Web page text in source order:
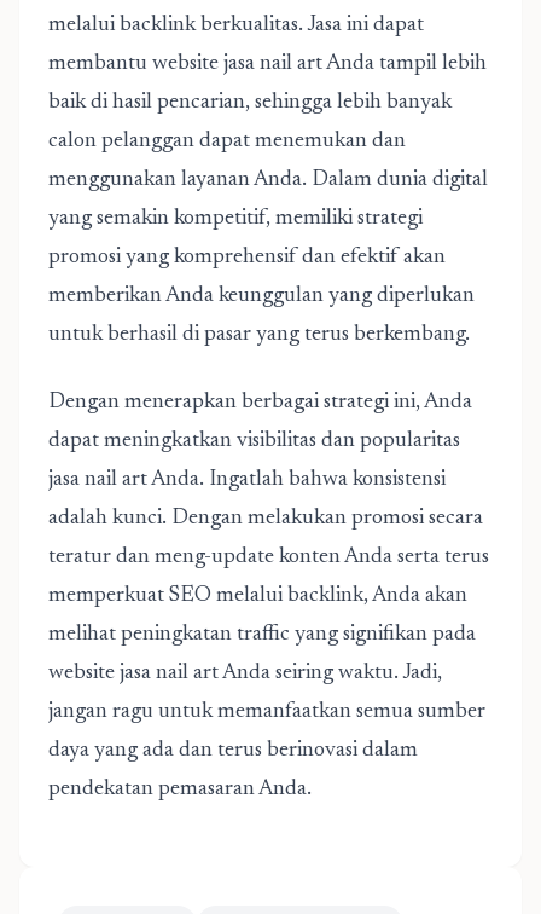
melalui backlink berkualitas. Jasa ini dapat
membantu website jasa nail art Anda tampil lebih
baik di hasil pencarian, sehingga lebih banyak
calon pelanggan dapat menemukan dan
menggunakan layanan Anda. Dalam dunia digital
yang semakin kompetitif, memiliki strategi
promosi yang komprehensif dan efektif akan
memberikan Anda keunggulan yang diperlukan
untuk berhasil di pasar yang terus berkembang.
Dengan menerapkan berbagai strategi ini, Anda
dapat meningkatkan visibilitas dan popularitas
jasa nail art Anda. Ingatlah bahwa konsistensi
adalah kunci. Dengan melakukan promosi secara
teratur dan meng-update konten Anda serta terus
memperkuat SEO melalui backlink, Anda akan
melihat peningkatan traffic yang signifikan pada
website jasa nail art Anda seiring waktu. Jadi,
jangan ragu untuk memanfaatkan semua sumber
daya yang ada dan terus berinovasi dalam
pendekatan pemasaran Anda.